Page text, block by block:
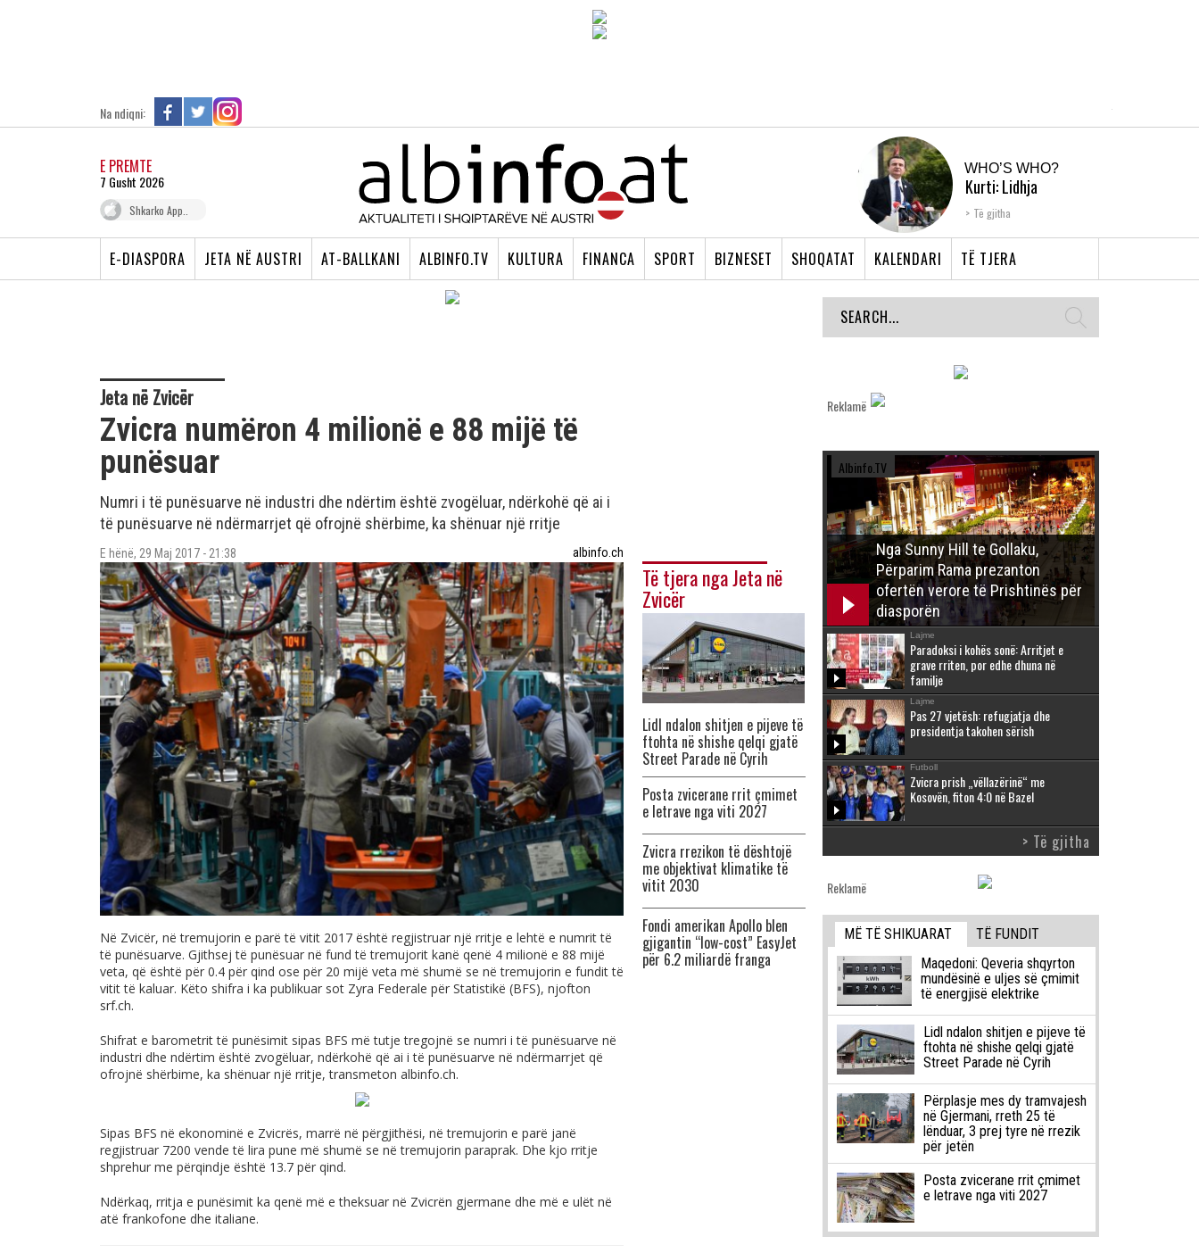
Na ndiqni:
E PREMTE
7 Gusht 2026
Shkarko App..
WHO’S WHO?
Kurti: Lidhja
Shqiptare e Prizrenit,
Të gjitha
E-DIASPORA JETA NË AUSTRI AT-BALLKANI ALBINFO.TV KULTURA FINANCA SPORT BIZNESET SHOQATAT KALENDARI TË TJERA
Jeta në Zvicër
Zvicra numëron 4 milionë e 88 mijë të
punësuar
Numri i të punësuarve në industri dhe ndërtim është zvogëluar, ndërkohë që ai i
të punësuarve në ndërmarrjet që ofrojnë shërbime, ka shënuar një rritje
E hënë, 29 Maj 2017 - 21:38 albinfo.ch
Në Zvicër, në tremujorin e parë të vitit 2017 është regjistruar një rritje e lehtë e numrit të
të punësuarve. Gjithsej të punësuar në fund të tremujorit kanë qenë 4 milionë e 88 mijë
veta, që është për 0.4 për qind ose për 20 mijë veta më shumë se në tremujorin e fundit të
vitit të kaluar. Këto shifra i ka publikuar sot Zyra Federale për Statistikë (BFS), njofton
srf.ch.
Shifrat e barometrit të punësimit sipas BFS më tutje tregojnë se numri i të punësuarve në
industri dhe ndërtim është zvogëluar, ndërkohë që ai i të punësuarve në ndërmarrjet që
ofrojnë shërbime, ka shënuar një rritje, transmeton albinfo.ch.
Sipas BFS në ekonominë e Zvicrës, marrë në përgjithësi, në tremujorin e parë janë
regjistruar 7200 vende të lira pune më shumë se në tremujorin paraprak. Dhe kjo rritje
shprehur me përqindje është 13.7 për qind.
Ndërkaq, rritja e punësimit ka qenë më e theksuar në Zvicrën gjermane dhe më e ulët në
atë frankofone dhe italiane.
Të tjera nga Jeta në
Zvicër
Lidl ndalon shitjen e pijeve të
ftohta në shishe qelqi gjatë
Street Parade në Cyrih
Posta zvicerane rrit çmimet
e letrave nga viti 2027
Zvicra rrezikon të dështojë
me objektivat klimatike të
vitit 2030
Fondi amerikan Apollo blen
gjigantin “low-cost” EasyJet
për 6.2 miliardë franga
Reklamë
Albinfo.TV
Nga Sunny Hill te Gollaku,
Përparim Rama prezanton
ofertën verore të Prishtinës për
diasporën
Lajme
Paradoksi i kohës sonë: Arritjet e
grave rriten, por edhe dhuna në
familje
Lajme
Pas 27 vjetësh: refugjatja dhe
presidentja takohen sërish
Futboll
Zvicra prish „vëllazërinë“ me
Kosovën, fiton 4:0 në Bazel
> Të gjitha
Reklamë
MË TË SHIKUARAT
TË FUNDIT
Maqedoni: Qeveria shqyrton
mundësinë e uljes së çmimit
të energjisë elektrike
Lidl ndalon shitjen e pijeve të
ftohta në shishe qelqi gjatë
Street Parade në Cyrih
Përplasje mes dy tramvajesh
në Gjermani, rreth 25 të
lënduar, 3 prej tyre në rrezik
për jetën
Posta zvicerane rrit çmimet
e letrave nga viti 2027